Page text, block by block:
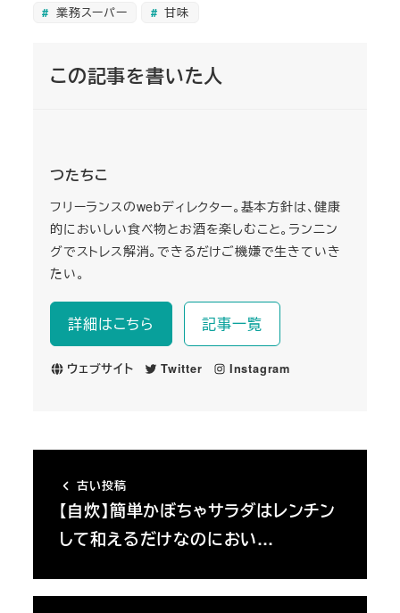
業務スーパー 甘味
この記事を書いた人
つたちこ
フリーランスのwebディレクター。基本方針は、健康
的においしい食べ物とお酒を楽しむこと。ランニン
グでストレス解消。できるだけご機嫌で生きていき
たい。
詳細はこちら 記事一覧
ウェブサイト Twitter Instagram
古い投稿
【自炊】簡単かぼちゃサラダはレンチン
して和えるだけなのにおい…